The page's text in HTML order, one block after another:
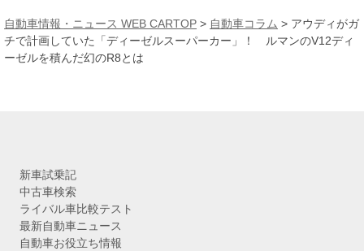
カ
イ
ブ
自動車情報・ニュース WEB CARTOP > 自動車コラム > アウディがガ
チで計画していた「ディーゼルスーパーカー」！ ルマンのV12ディ
ーゼルを積んだ幻のR8とは
新車試乗記
中古車検索
ライバル車比較テスト
最新自動車ニュース
自動車お役立ち情報